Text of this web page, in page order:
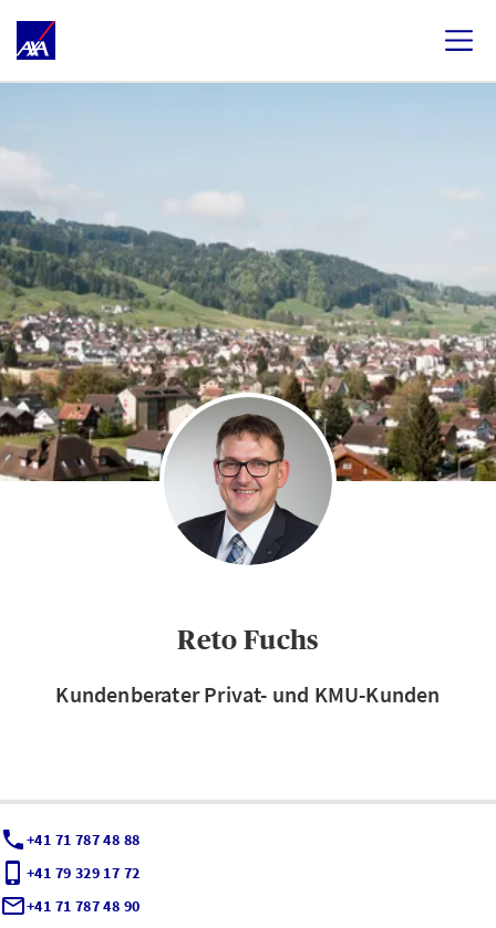
Reto Fuchs
Kundenberater Privat- und KMU-Kunden
+41 71 787 48 88
+41 79 329 17 72
+41 71 787 48 90